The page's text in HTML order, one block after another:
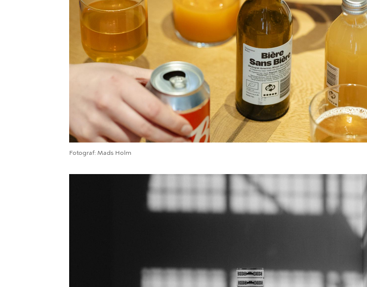
Fotograf Mads Holm